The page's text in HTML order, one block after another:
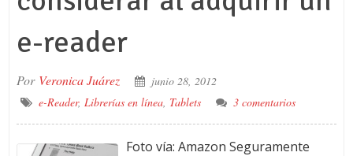
e-reader
Por Veronica Juárez
junio 28, 2012
e-Reader, Librerías en línea, Tablets 3 comentarios
Foto vía: Amazon Seguramente